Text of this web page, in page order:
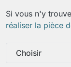
Si vous n'y
réaliser la pièce
Choisir